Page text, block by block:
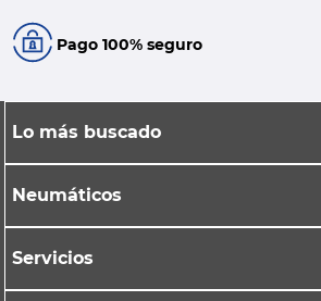
Pago 100% seguro
Lo más buscado
Neumáticos
Servicios